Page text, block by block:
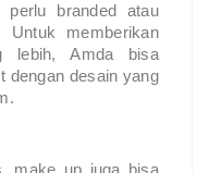
perlu branded atau
Untuk memberikan
lebih, Amda bisa
dengan desain yang